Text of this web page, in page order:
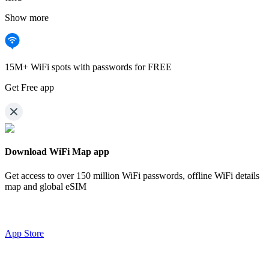
Show more
15M+ WiFi spots with passwords for FREE
Get Free app
Download WiFi Map app
Get access to over 150 million WiFi passwords, offline WiFi details
map and global eSIM
App Store